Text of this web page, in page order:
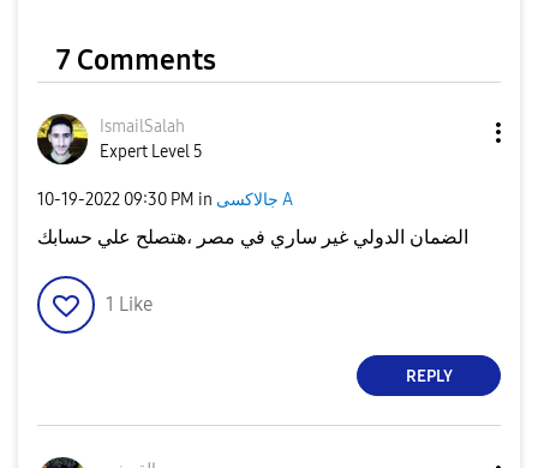
7 Comments
IsmailSalah
Expert Level 5
‎10-19-2022 09:30 PM in جالاكسى A
الضمان الدولي غير ساري في مصر ،هتصلح علي حسابك
1 Like
REPLY